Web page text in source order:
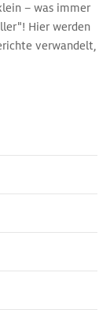
– was immer
Hier werden
verwandelt,
eine